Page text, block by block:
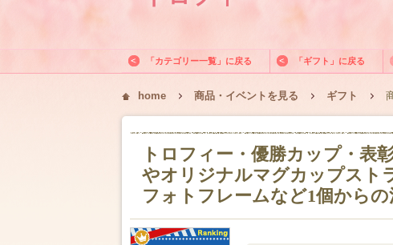
「カテゴリー一覧」に戻る 「ギフト」に戻る
home 商品・イベントを見る ギフト
トロフィー・優勝カップ・表
やオリジナルマグカップスト
フォトフレームなど1個からの